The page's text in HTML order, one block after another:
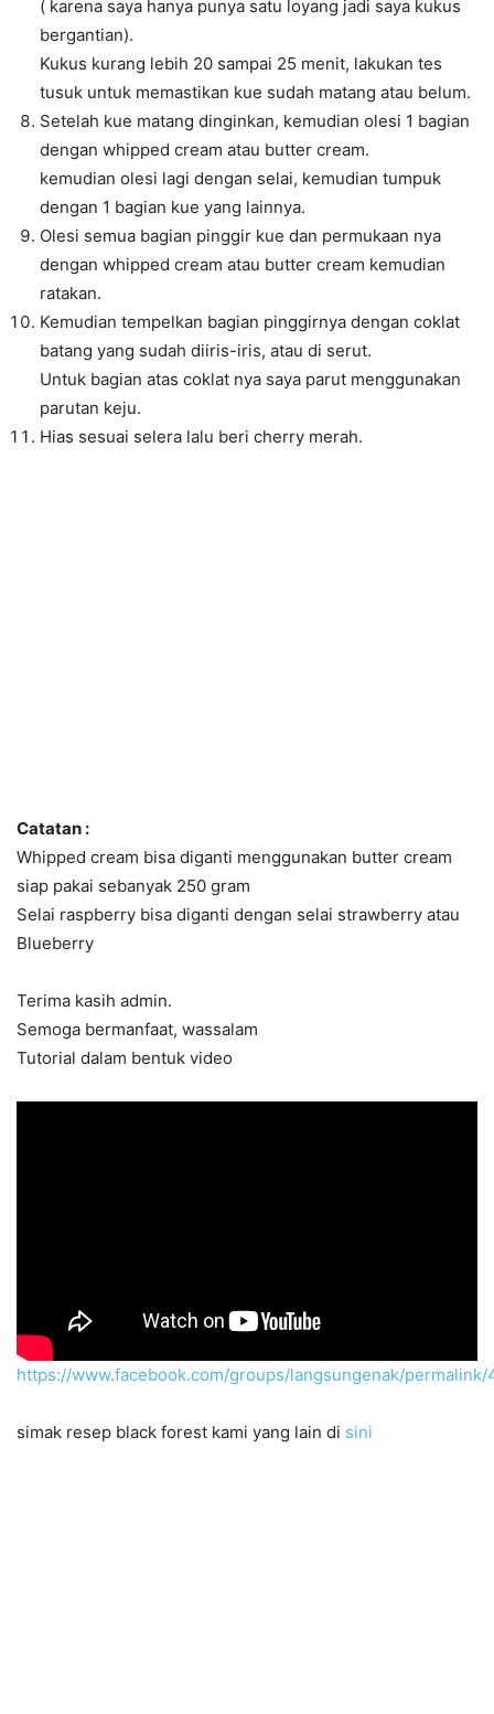
( karena saya hanya punya satu loyang jadi saya kukus
bergantian).
Kukus kurang lebih 20 sampai 25 menit, lakukan tes
tusuk untuk memastikan kue sudah matang atau belum.
Setelah kue matang dinginkan, kemudian olesi 1 bagian
dengan whipped cream atau butter cream.
kemudian olesi lagi dengan selai, kemudian tumpuk
dengan 1 bagian kue yang lainnya.
Olesi semua bagian pinggir kue dan permukaan nya
dengan whipped cream atau butter cream kemudian
ratakan.
Kemudian tempelkan bagian pinggirnya dengan coklat
batang yang sudah diiris-iris, atau di serut.
Untuk bagian atas coklat nya saya parut menggunakan
parutan keju.
Hias sesuai selera lalu beri cherry merah.
Catatan :
Whipped cream bisa diganti menggunakan butter cream
siap pakai sebanyak 250 gram
Selai raspberry bisa diganti dengan selai strawberry atau
Blueberry
Terima kasih admin.
Semoga bermanfaat, wassalam
Tutorial dalam bentuk video
https://www.facebook.com/groups/langsungenak/
simak resep black forest kami yang lain di sini